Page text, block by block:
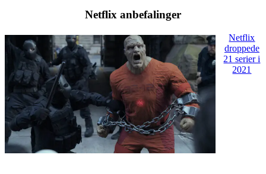
Netflix anbefalinger
Netflix
droppede
21 serier i
2021